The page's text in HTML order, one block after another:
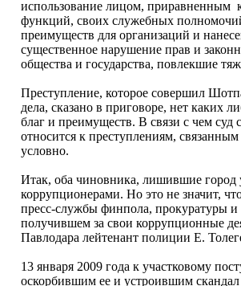
использование лицом, приравненным
функций, своих служебных
преимуществ для организаций и
существенное нарушение прав и
общества и государства, повлекшие
Преступление, которое совершил
дела, сказано в приговоре, нет каких
благ и преимуществ. В связи с чем
относится к преступлениям,
условно.
Итак, оба чиновника, лишившие город
коррупционерами. Но это не значит,
пресс-службы финпола, прокуратуры и
получившем за свои коррупционные
Павлодара лейтенант полиции Е.
13 января 2009 года к участковому
оскорбившим ее и устроившим